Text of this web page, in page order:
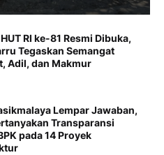
RI ke-81 Resmi Dibuka,
Tegaskan Semangat
Adil, dan Makmur
Lempar Jawaban,
Transparansi
pada 14 Proyek